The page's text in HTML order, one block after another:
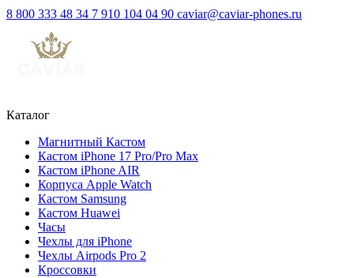
8 800 333 48 34 7 910 104 04 90 caviar@caviar-phones.ru
Каталог
Магнитный Кастом
Кастом iPhone 17 Pro/Pro Max
Кастом iPhone AIR
Корпуса Apple Watch
Кастом Samsung
Кастом Huawei
Часы
Чехлы для iPhone
Чехлы Airpods Pro 2
Кроссовки